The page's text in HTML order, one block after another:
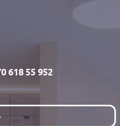
618 55 952